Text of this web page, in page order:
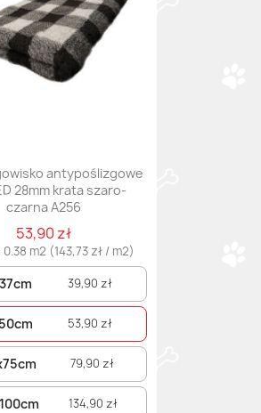
antypoślizgowe
28mm krata szaro-
czarna A256
53,90 zł
m2 (143,73 zł / m2)
39,90 zł
53,90 zł
79,90 zł
134,90 zł